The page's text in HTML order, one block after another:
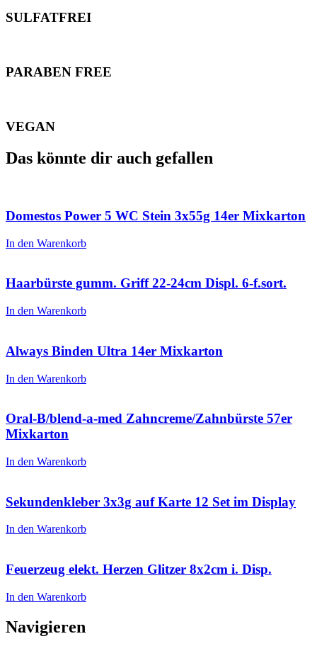
SULFATFREI
PARABEN FREE
VEGAN
Das könnte dir auch gefallen
Domestos Power 5 WC Stein 3x55g 14er Mixkarton
In den Warenkorb
Haarbürste gumm. Griff 22-24cm Displ. 6-f.sort.
In den Warenkorb
Always Binden Ultra 14er Mixkarton
In den Warenkorb
Oral-B/blend-a-med Zahncreme/Zahnbürste 57er
Mixkarton
In den Warenkorb
Sekundenkleber 3x3g auf Karte 12 Set im Display
In den Warenkorb
Feuerzeug elekt. Herzen Glitzer 8x2cm i. Disp.
In den Warenkorb
Navigieren